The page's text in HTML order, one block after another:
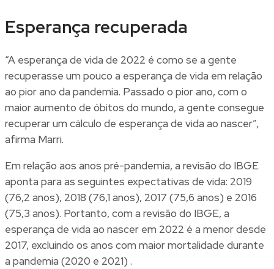
Esperança recuperada
“A esperança de vida de 2022 é como se a gente
recuperasse um pouco a esperança de vida em relação
ao pior ano da pandemia. Passado o pior ano, com o
maior aumento de óbitos do mundo, a gente consegue
recuperar um cálculo de esperança de vida ao nascer”,
afirma Marri.
Em relação aos anos pré-pandemia, a revisão do IBGE
aponta para as seguintes expectativas de vida: 2019
(76,2 anos), 2018 (76,1 anos), 2017 (75,6 anos) e 2016
(75,3 anos). Portanto, com a revisão do IBGE, a
esperança de vida ao nascer em 2022 é a menor desde
2017, excluindo os anos com maior mortalidade durante
a pandemia (2020 e 2021) .